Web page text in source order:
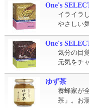
One's
イライラ
やさしい
One's
気分の目
元気をチ
ゆず茶
養蜂家が
茶」。お